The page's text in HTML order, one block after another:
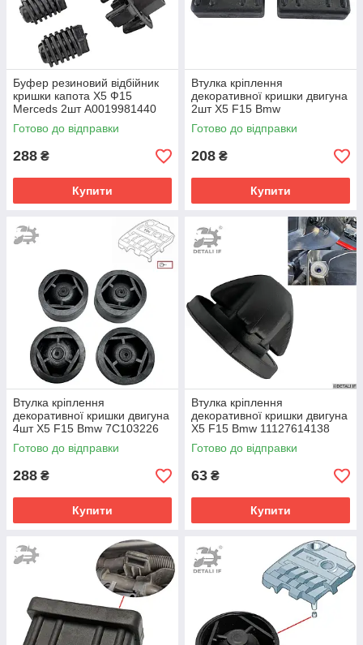
Буфер резиновий відбійник
кришки капота Х5 Ф15
Merceds 2шт A0019981440
51767183752 51767348121
5176718375204
Готово до відправки
288 ₴
Купити
Втулка кріплення
декоративної кришки двигуна
2шт X5 F15 Bmw
17111712911
Готово до відправки
208 ₴
Купити
Втулка кріплення
декоративної кришки двигуна
4шт X5 F15 Bmw 7C103226
7C103226B 7799108
Готово до відправки
288 ₴
Купити
Втулка кріплення
декоративної кришки двигуна
X5 F15 Bmw 11127614138
Готово до відправки
63 ₴
Купити